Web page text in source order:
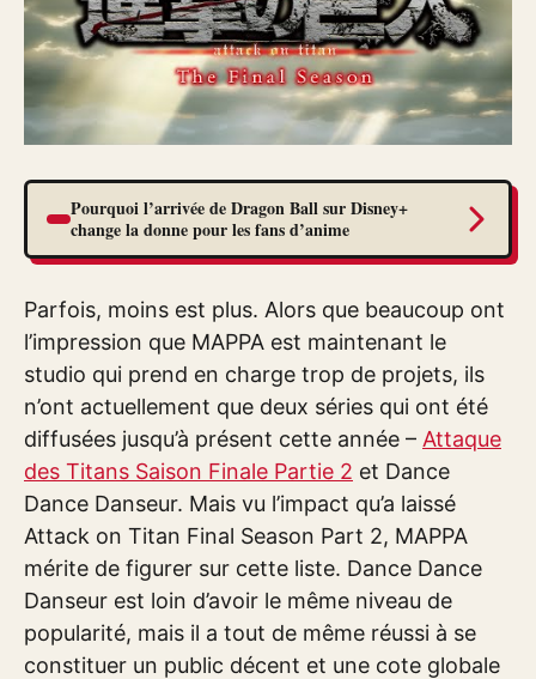
Pourquoi l’arrivée de Dragon Ball sur Disney+
change la donne pour les fans d’anime
Parfois, moins est plus. Alors que beaucoup ont
l’impression que MAPPA est maintenant le
studio qui prend en charge trop de projets, ils
n’ont actuellement que deux séries qui ont été
diffusées jusqu’à présent cette année – Attaque
des Titans Saison Finale Partie 2 et Dance
Dance Danseur. Mais vu l’impact qu’a laissé
Attack on Titan Final Season Part 2, MAPPA
mérite de figurer sur cette liste. Dance Dance
Danseur est loin d’avoir le même niveau de
popularité, mais il a tout de même réussi à se
constituer un public décent et une cote globale